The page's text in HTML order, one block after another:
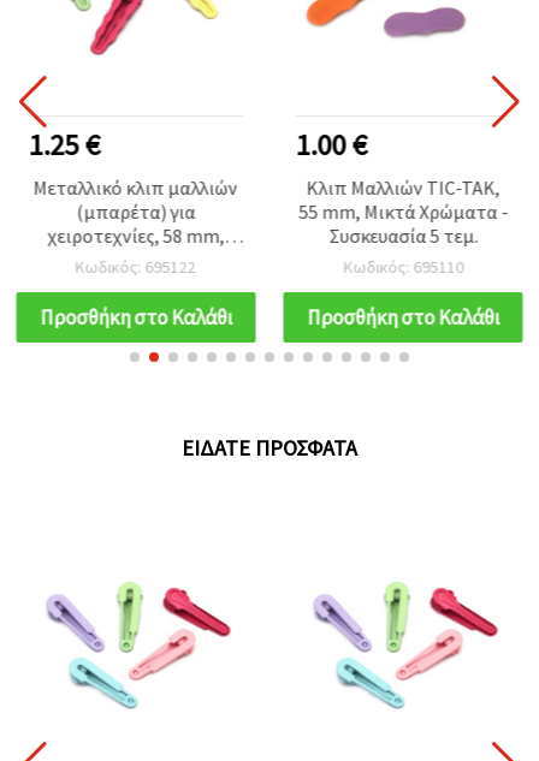
1.25 €
Μεταλλικό κλιπ μαλλιών
(μπαρέτα) για
χειροτεχνίες, 58 mm,
μικτά χρώματα - σετ 5
τεμ.
Κωδικός: 695122
Προσθήκη στο Καλάθι
1.00 €
Κλιπ Μαλλιών TIC-TAK,
55 mm, Μικτά Χρώματα -
Συσκευασία 5 τεμ.
Κωδικός: 695110
Προσθήκη στο Καλάθι
ΕΊΔΑΤΕ ΠΡΌΣΦΑΤΑ